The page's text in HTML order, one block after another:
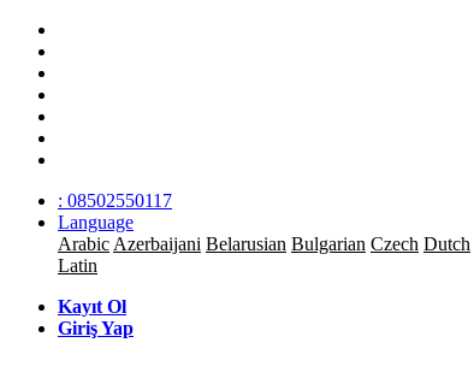
: 08502550117
Language
Arabic Azerbaijani Belarusian Bulgarian Czech Dutch
Latin
Kayıt Ol
Giriş Yap